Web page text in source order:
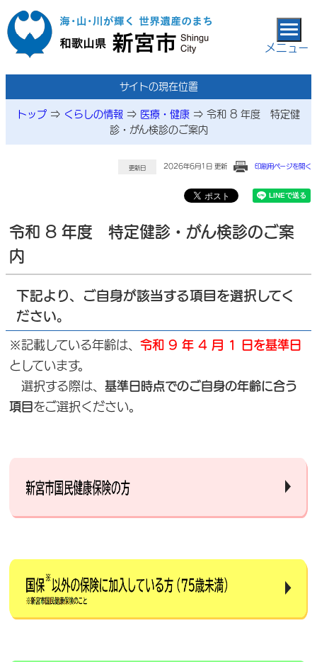
本文へ移動
メニュー
サイトの現在位置
トップ ⇒ くらしの情報 ⇒ 医療・健康 ⇒ 令和 8 年度 特定健
診・がん検診のご案内
更新日 2026年6月1日 更新 印刷用ページを開く
令和 8 年度 特定健診・がん検診のご案
内
下記より、ご自身が該当する項目を選択してく
ださい。
※記載している年齢は、 令和 9 年 4 月 1 日を基準日
としています。
選択する際は、 基準日時点でのご自身の年齢に合う
項目 をご選択ください。